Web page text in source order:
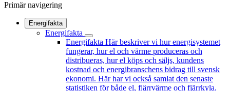
Primär navigering
Energifakta
Energifakta
Energifakta Här beskriver vi hur energisystemet
fungerar, hur el och värme produceras och
distribueras, hur el köps och säljs, kundens
kostnad och energibranschens bidrag till svensk
ekonomi. Här har vi också samlat den senaste
statistiken för både el, fjärrvärme och fjärrkyla.